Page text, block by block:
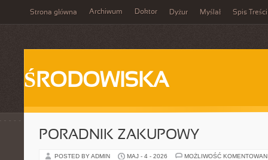
Strona główna Archiwum Doktor Dyżur Myślał Spis Treści
ŚRODOWISKA
PORADNIK ZAKUPOWY
POSTED BY ADMIN MAJ - 4 - 2026 MOŻLIWOŚĆ